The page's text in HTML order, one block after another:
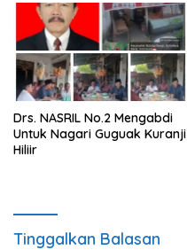
Drs. NASRIL No.2 Mengabdi
Untuk Nagari Guguak Kuranji
Hiliir
Tinggalkan Balasan